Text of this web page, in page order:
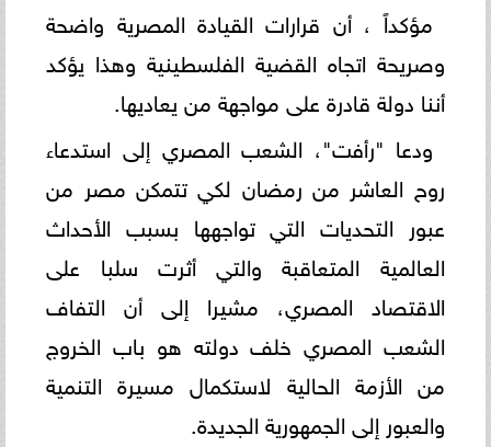
مؤكداً ، أن قرارات القيادة المصرية واضحة
وصريحة اتجاه القضية الفلسطينية وهذا يؤكد
أننا دولة قادرة على مواجهة من يعاديها.
ودعا "رأفت"، الشعب المصري إلى استدعاء
روح العاشر من رمضان لكي تتمكن مصر من
عبور التحديات التي تواجهها بسبب الأحداث
العالمية المتعاقبة والتي أثرت سلبا على
الاقتصاد المصري، مشيرا إلى أن التفاف
الشعب المصري خلف دولته هو باب الخروج
من الأزمة الحالية لاستكمال مسيرة التنمية
والعبور إلى الجمهورية الجديدة.